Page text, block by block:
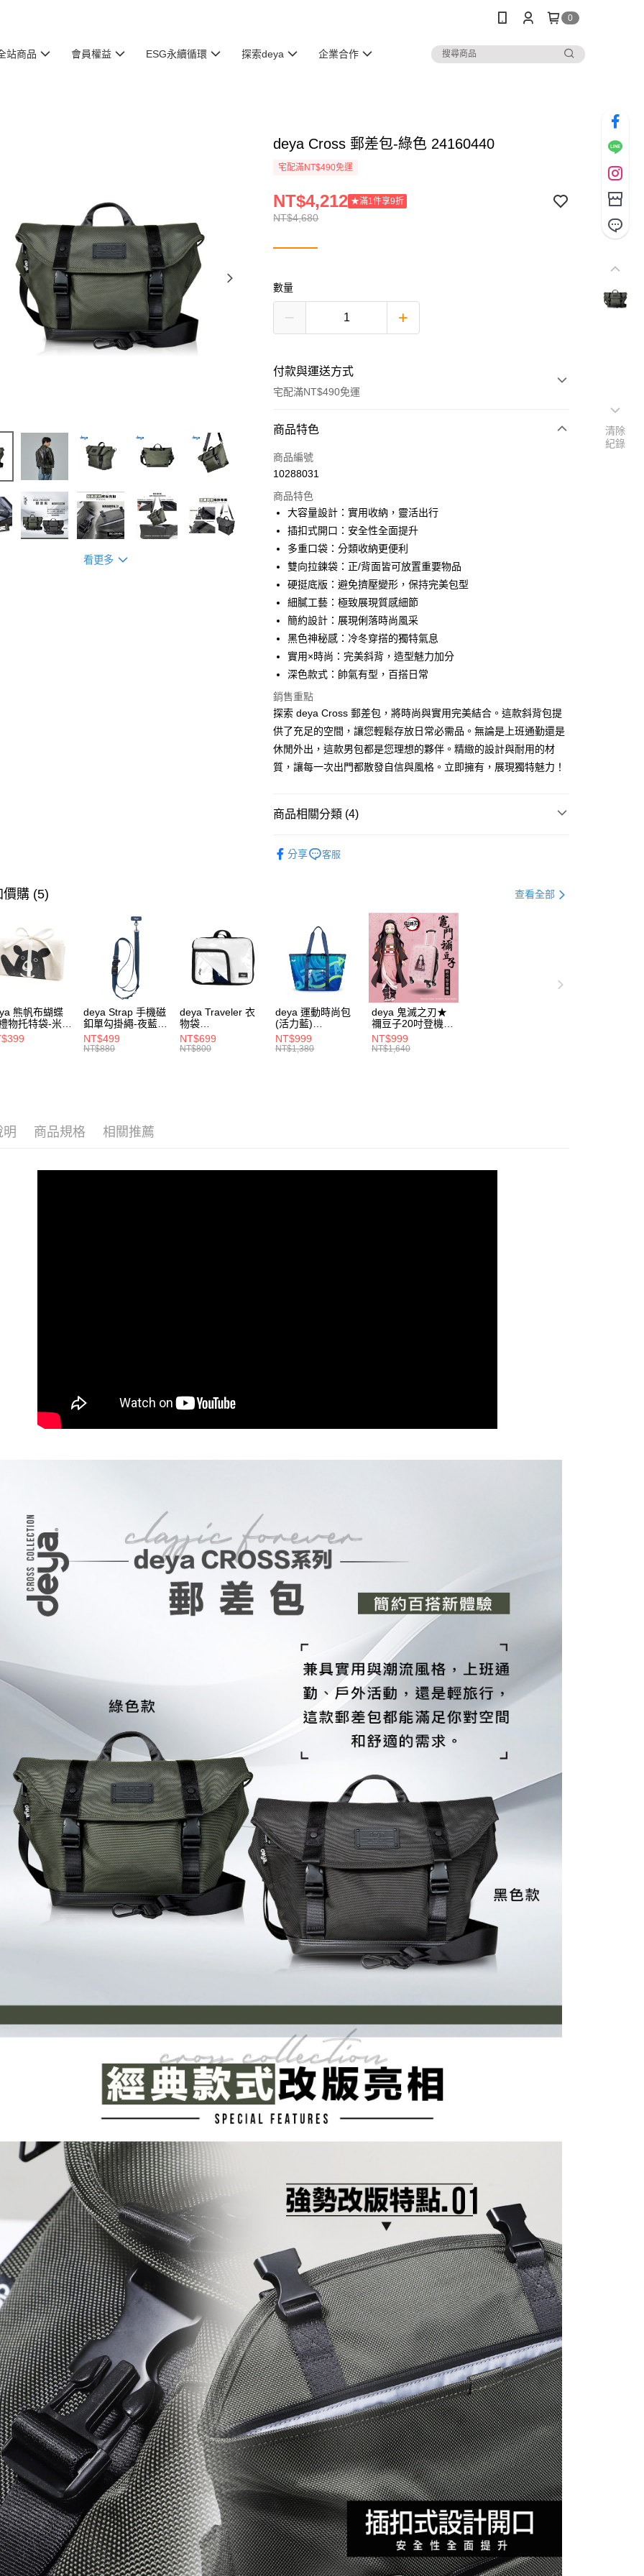
0
站商品 會員權益 ESG永續循環 探索deya 企業合作
看更多
deya Cross 郵差包-綠色 24160440
宅配滿NT$490免運
NT$4,680
NT$4,212 ★滿1件享9折
數量
付款與運送方式
宅配滿NT$490免運
付款方式
信用卡一次付款
3 期 0 利率 每期NT$1,560
合作金庫商業銀行
華南商業銀行
國泰世華商業銀行
兆豐國際商業銀行
臺灣中小企業銀行
台中商業銀行
匯豐（台灣）商業銀行
聯邦商業銀行
元大商業銀行
永豐商業銀行
台新國際商業銀行
中國信託商業銀行
台灣樂天信用卡公司
超商取貨付款
Apple Pay
悠遊付
全盈+PAY
AFTEE先享後付
相關說明
AFTEE先享後付是「在收到商品之後才付款」的支付方式。 讓您購物簡單
便利好安心！
１．簡單：不需註冊會員、不需綁卡、不需儲值。
２．便利：只要手機號碼，簡訊認證，即可結帳。
【「AFTEE先享後付」結帳流程】
２．訂單成立數日內，您將收到繳費通知簡訊。
※ 請注意：結帳手續完成當下不需立刻繳費，但若您需要取消訂單，請聯
※ 交易是否成功請以「AFTEE先享後付 」之結帳頁面顯示為準，若有關於
是否繳費成功／繳費後需取消欲退款等相關疑問，請聯繫「AFTEE先享後
付客戶支援中心」
https://netprotections.freshdesk.com/support/home
【注意事項】
１．透過由恩沛科技股份有限公司提供之「AFTEE先享後付」服務完成之
交易，需依本服務之必要範圍內提供個人資料，並將交易相關給付款項請
求債權轉讓予恩沛科技股份有限公司。
２．關於個人資料處理事宜，請瀏覽以下網址：
https://aftee.tw/terms/#terms3
ATM付款
【全家】取貨付款
【7-11】取貨付款
每筆NT$90，滿NT$490(含以上)免運費
商品特色
商品編號
10288031
商品特色
大容量設計：實用收納，靈活出行
插扣式開口：安全性全面提升
多重口袋：分類收納更便利
雙向拉鍊袋：正/背面皆可放置重要物品
硬挺底版：避免擠壓變形，保持完美包型
細膩工藝：極致展現質感細節
簡約設計：展現俐落時尚風采
黑色神秘感：冷冬穿搭的獨特氣息
實用×時尚：完美斜背，造型魅力加分
深色款式：帥氣有型，百搭日常
銷售重點
探索 deya Cross 郵差包，將時尚與實用完美結合。這款斜背包提
供了充足的空間，讓您輕鬆存放日常必需品。無論是上班通勤還是
休閒外出，這款男包都是您理想的夥伴。精緻的設計與耐用的材
質，讓每一次出門都散發自信與風格。立即擁有，展現獨特魅力！
商品相關分類 (4)
分享 客服
價購 (5) 查看全部
熊帆布蝴蝶
物托特袋-米色
deya Strap 手機磁
釦單勾掛繩-夜藍色
62611105501
NT$499
NT$880
deya Traveler 衣
物袋
62406090901
NT$699
NT$800
deya 運動時尚包
(活力藍)
-62507085531
NT$999
NT$1,380
deya 鬼滅之刃★
禰豆子20吋登機箱
21300915
NT$999
NT$1,640
明 商品規格 相關推薦
清除
紀錄